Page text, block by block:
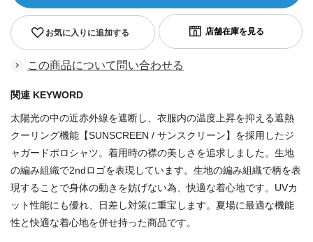
お気に入りに追加する
この商品について問い合わせる
関連 KEYWORD
太陽光の中の近赤外線を遮断し、衣服内の温度上昇を抑える遮熱
クーリング機能【SUNSCREEN / サンスクリーン】を採用したジ
ャガードポロシャツ。着用時の襟の美しさを追求しました。生地
の編み組織で2ndロゴを表現しています。生地の編み組織で柄を表
現することで身体の動きを妨げない為、快適な着心地です。UVカ
ット性能にも優れ、日差し対策に重宝します。夏場に最適な機能
性と快適な着心地を併せ持った商品です。